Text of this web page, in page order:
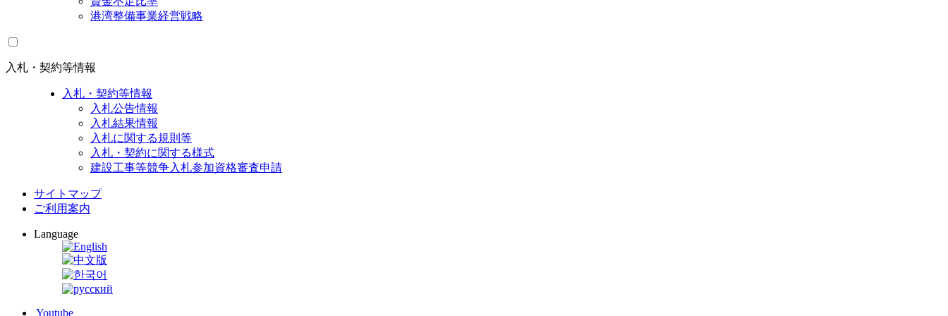
港湾整備事業経営戦略
入札・契約等情報
入札・契約等情報
入札公告情報
入札結果情報
入札に関する規則等
入札・契約に関する様式
建設工事等競争入札参加資格審査申請
サイトマップ
ご利用案内
Language
Youtube